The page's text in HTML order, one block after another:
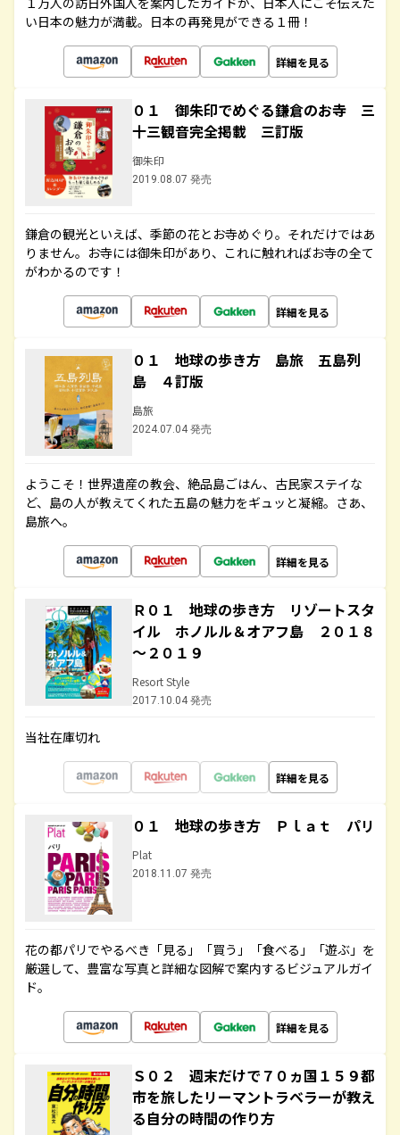
い日本の魅力が満載。日本の再発見ができる１冊！
詳細を見る
０１ 御朱印でめぐる鎌倉のお寺 三
十三観音完全掲載 三訂版
御朱印
2019.08.07 発売
鎌倉の観光といえば、季節の花とお寺めぐり。それだけではあ
りません。お寺には御朱印があり、これに触れればお寺の全て
がわかるのです！
詳細を見る
０１ 地球の歩き方 島旅 五島列
島 ４訂版
島旅
2024.07.04 発売
ようこそ！世界遺産の教会、絶品島ごはん、古民家ステイな
ど、島の人が教えてくれた五島の魅力をギュッと凝縮。さあ、
島旅へ。
詳細を見る
Ｒ０１ 地球の歩き方 リゾートスタ
イル ホノルル＆オアフ島 ２０１８
～２０１９
Resort Style
2017.10.04 発売
当社在庫切れ
詳細を見る
０１ 地球の歩き方 Ｐｌａｔ パリ
Plat
2018.11.07 発売
花の都パリでやるべき「見る」「買う」「食べる」「遊ぶ」を
厳選して、豊富な写真と詳細な図解で案内するビジュアルガイ
ド。
詳細を見る
Ｓ０２ 週末だけで７０ヵ国１５９都
市を旅したリーマントラベラーが教え
る自分の時間の作り方